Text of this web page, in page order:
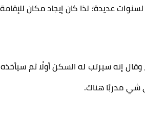
عديدة؛ لذا كان إيجاد مكان
إنه سيرتب له السكن أولًا ثم
شي مدربًا هناك.